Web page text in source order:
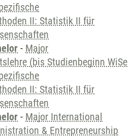
II: Statistik II für
- Major
(bis Studienbeginn WiSe
II: Statistik II für
- Major International
& Entrepreneurship